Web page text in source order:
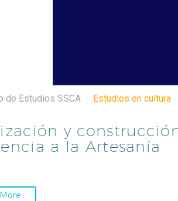
de Estudios SSCA Estudios en cultura
y
a la Artesanía